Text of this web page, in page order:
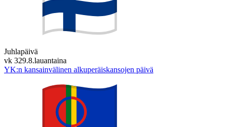
Juhlapäivä
vk 329.8.lauantaina
YK:n kansainvälinen alkuperäiskansojen päivä